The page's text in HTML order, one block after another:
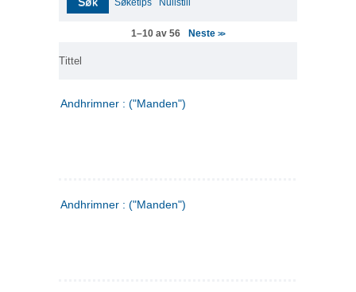
Søketips Nullstill
1–10 av 56 Neste>>
Tittel
Andhrimner : ("Manden")
Andhrimner : ("Manden")